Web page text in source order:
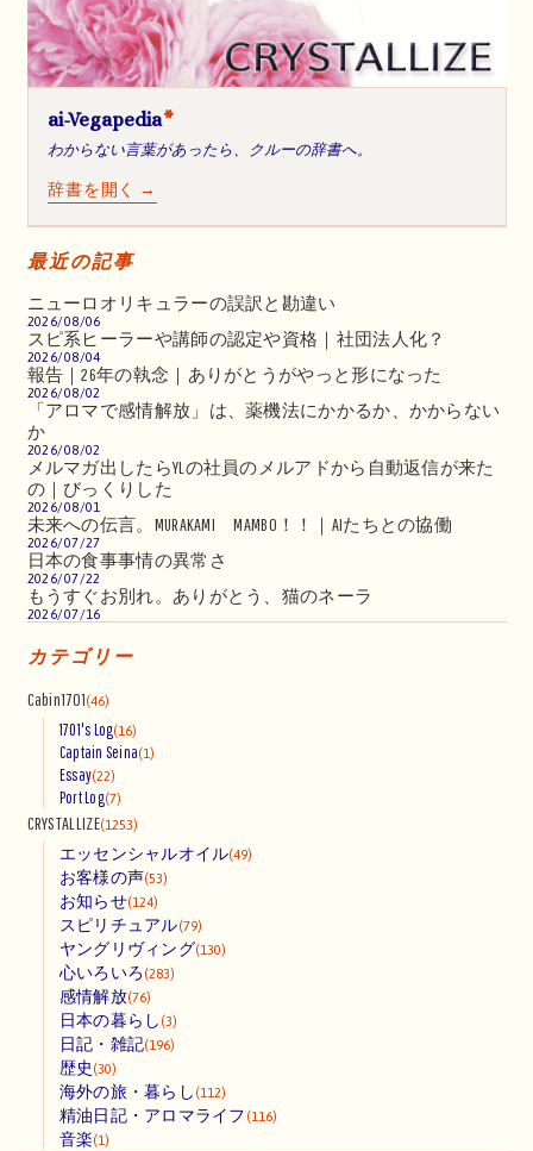
ai-Vegapedia*
わからない言葉があったら、クルーの辞書へ。
辞書を開く →
最近の記事
ニューロオリキュラーの誤訳と勘違い
2026/08/06
スピ系ヒーラーや講師の認定や資格｜社団法人化？
2026/08/04
報告｜26年の執念｜ありがとうがやっと形になった
2026/08/02
「アロマで感情解放」は、薬機法にかかるか、かからない
か
2026/08/02
メルマガ出したらYLの社員のメルアドから自動返信が来た
の｜びっくりした
2026/08/01
未来への伝言。MURAKAMI MAMBO！！｜AIたちとの協働
2026/07/27
日本の食事事情の異常さ
2026/07/22
もうすぐお別れ。ありがとう、猫のネーラ
2026/07/16
カテゴリー
Cabin1701(46)
1701's Log(16)
Captain Seina(1)
Essay(22)
Port Log(7)
CRYSTALLIZE(1253)
エッセンシャルオイル(49)
お客様の声(53)
お知らせ(124)
スピリチュアル(79)
ヤングリヴィング(130)
心いろいろ (283)
感情解放(76)
日本の暮らし (3)
日記・雑記(196)
歴史 (30)
海外の旅・暮らし (112)
精油日記・アロマライフ (116)
音楽(1)